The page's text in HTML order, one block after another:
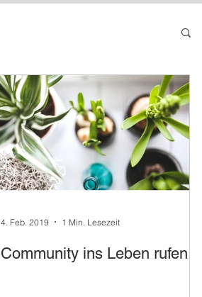
Community ins Leben rufen
4. Feb. 2019 1 Min. Lesezeit